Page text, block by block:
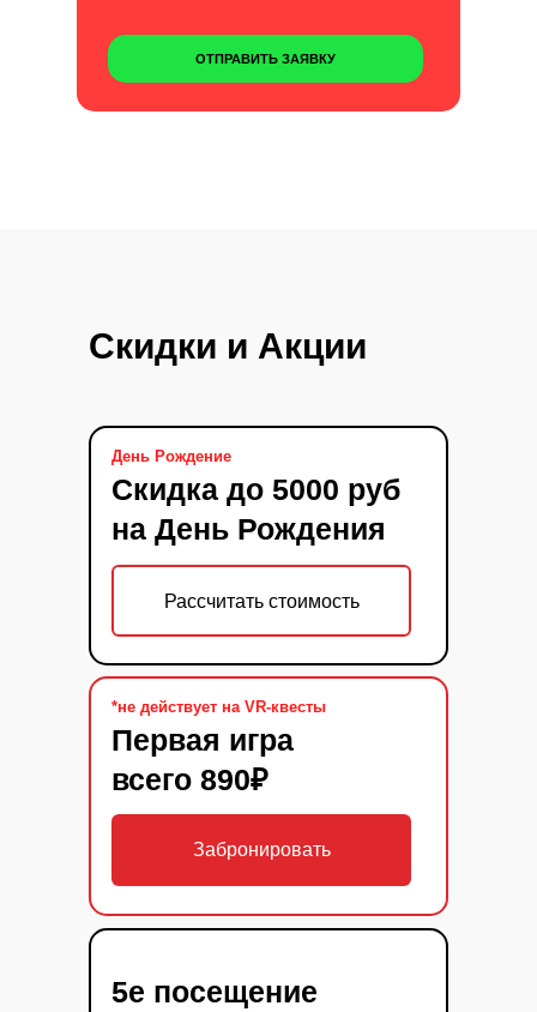
ОТПРАВИТЬ ЗАЯВКУ
Скидки и Акции
Первая игра
всего 890₽
Забронировать
5е посещение
Скидка до 5000 руб
на День Рождения
День Рождение
*не действует на VR-квесты
Рассчитать стоимость